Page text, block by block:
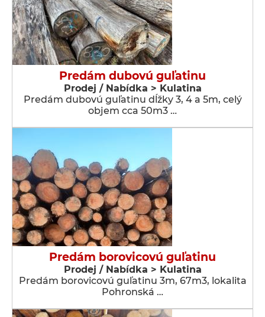
Predám dubovú guľatinu
Prodej / Nabídka > Kulatina
Predám dubovú guľatinu dĺžky 3, 4 a 5m, celý
objem cca 50m3 …
Predám borovicovú guľatinu
Prodej / Nabídka > Kulatina
Predám borovicovú guľatinu 3m, 67m3, lokalita
Pohronská …